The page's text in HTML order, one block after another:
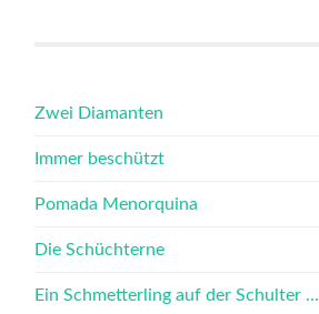
Zwei Diamanten
Immer beschützt
Pomada Menorquina
Die Schüchterne
Ein Schmetterling auf der Schulter …